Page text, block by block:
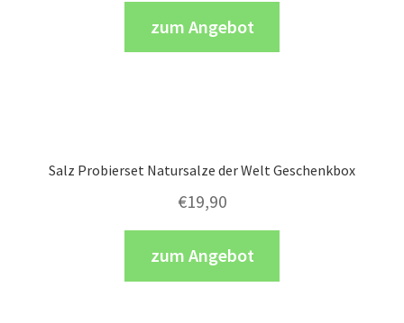
zum Angebot
Salz Probierset Natursalze der Welt Geschenkbox
€19,90
zum Angebot